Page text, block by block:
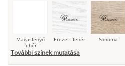
Magasfényű
fehér
Erezett fehér Sonoma
További színek mutatása